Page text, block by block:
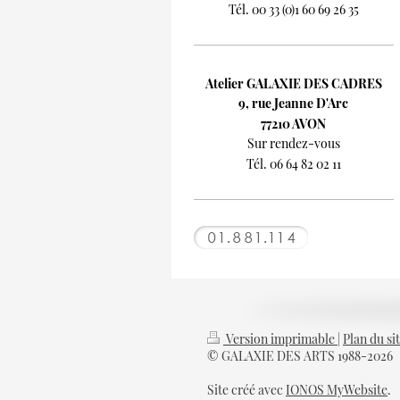
Tél. 00 33 (0)1 60 69 26 35
Atelier GALAXIE DES CADRES
9, rue Jeanne D'Arc
77210 AVON
Sur rendez-vous
Tél. 06 64 82 02 11
Version imprimable Plan du
© GALAXIE DES ARTS 1988-2026
Site créé avec IONOS MyWebsite.